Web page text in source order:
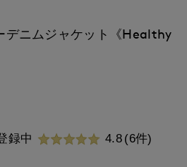
デニムジャケット《Healthy
録中 4.8 (6件)